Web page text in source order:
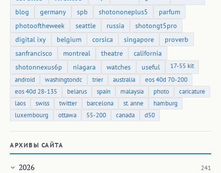
blog
germany spb shotononeplus5
parfum
photooftheweek
seattle russia
shotongt5pro
digital ixy
belgium corsica singapore
proverb
sanfrancisco
montreal theatre
california
shotonnexus6p
niagara watches useful
17-55 kit
android
washingtondc trier australia
eos 40d 70-200
eos 40d 28-135
belarus spain malaysia photo
caricature
laos
swiss twitter barcelona st. anne
hamburg
luxembourg
ottawa 55-200 canada d50
АРХИВЫ САЙТА
2026 241